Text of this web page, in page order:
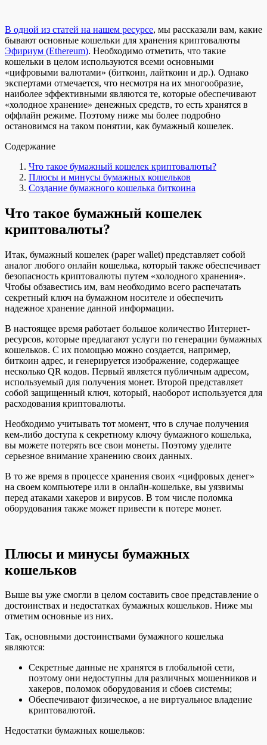
В одной из статей на нашем ресурсе, мы рассказали вам, какие
бывают основные кошельки для хранения криптовалюты
Эфириум (Ethereum). Необходимо отметить, что такие
кошельки в целом используются всеми основными
«цифровыми валютами» (биткоин, лайткоин и др.). Однако
экспертами отмечается, что несмотря на их многообразие,
наиболее эффективными являются те, которые обеспечивают
«холодное хранение» денежных средств, то есть хранятся в
оффлайн режиме. Поэтому ниже мы более подробно
остановимся на таком понятии, как бумажный кошелек.
Содержание
Что такое бумажный кошелек криптовалюты?
Плюсы и минусы бумажных кошельков
Создание бумажного кошелька биткоина
Что такое бумажный кошелек
криптовалюты?
Итак, бумажный кошелек (paper wallet) представляет собой
аналог любого онлайн кошелька, который также обеспечивает
безопасность криптовалюты путем «холодного хранения».
Чтобы обзавестись им, вам необходимо всего распечатать
секретный ключ на бумажном носителе и обеспечить
надежное хранение данной информации.
В настоящее время работает большое количество Интернет-
ресурсов, которые предлагают услуги по генерации бумажных
кошельков. С их помощью можно создается, например,
биткоин адрес, и генерируется изображение, содержащее
несколько QR кодов. Первый является публичным адресом,
используемый для получения монет. Второй представляет
собой защищенный ключ, который, наоборот используется для
расходования криптовалюты.
Необходимо учитывать тот момент, что в случае получения
кем-либо доступа к секретному ключу бумажного кошелька,
вы можете потерять все свои монеты. Поэтому уделите
серьезное внимание хранению своих данных.
В то же время в процессе хранения своих «цифровых денег»
на своем компьютере или в онлайн-кошельке, вы уязвимы
перед атаками хакеров и вирусов. В том числе поломка
оборудования также может привести к потере монет.
Плюсы и минусы бумажных
кошельков
Выше вы уже смогли в целом составить свое представление о
достоинствах и недостатках бумажных кошельков. Ниже мы
отметим основные из них.
Так, основными достоинствами бумажного кошелька
являются:
Секретные данные не хранятся в глобальной сети,
поэтому они недоступны для различных мошенников и
хакеров, поломок оборудования и сбоев системы;
Обеспечивают физическое, а не виртуальное владение
криптовалютой.
Недостатки бумажных кошельков: